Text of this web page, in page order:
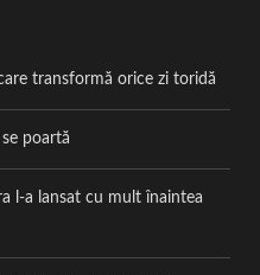
transformă orice zi toridă
poartă
l-a lansat cu mult înaintea